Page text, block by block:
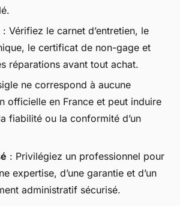
: Vérifiez le carnet d’entretien, le
le certificat de non-gage et
réparations avant tout achat.
ne correspond à aucune
officielle en France et peut induire
fiabilité ou la conformité d’un
: Privilégiez un professionnel pour
expertise, d’une garantie et d’un
administratif sécurisé.